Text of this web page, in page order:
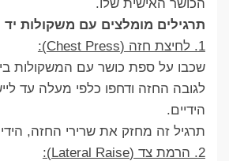
הכושר האישית שלו.
תרגילים מומלצים עם משקולות
1. לחיצת חזה (Chest Press):
שכבו על ספת כושר עם המשקולות
לגובה החזה ודחפו כלפי מעלה עד
הידיים.
תרגיל זה מחזק את שרירי החזה,
2. הרמת צד (Lateral Raise):